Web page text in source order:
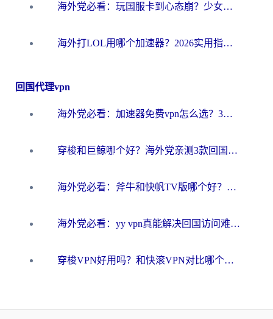
海外党必看：玩国服卡到心态崩？少女前线云图计划加速器免费推荐+碧蓝航线足球世界流畅攻略
海外打LOL用哪个加速器？2026实用指南：从延迟到设备适配，一篇解决你的国服游戏痛点
回国代理vpn
海外党必看：加速器免费vpn怎么选？3步教你无缝访问国内资源
穿梭和巨鲸哪个好？海外党亲测3款回国加速器，教你避开90%的坑
海外党必看：斧牛和快帆TV版哪个好？3分钟选对回国加速器，无缝刷B站、追热剧
海外党必看：yy vpn真能解决回国访问难题？附云极initap测评+免费方案对比
穿梭VPN好用吗？和快滚VPN对比哪个回国效果更好？海外党选回国加速器必看指南